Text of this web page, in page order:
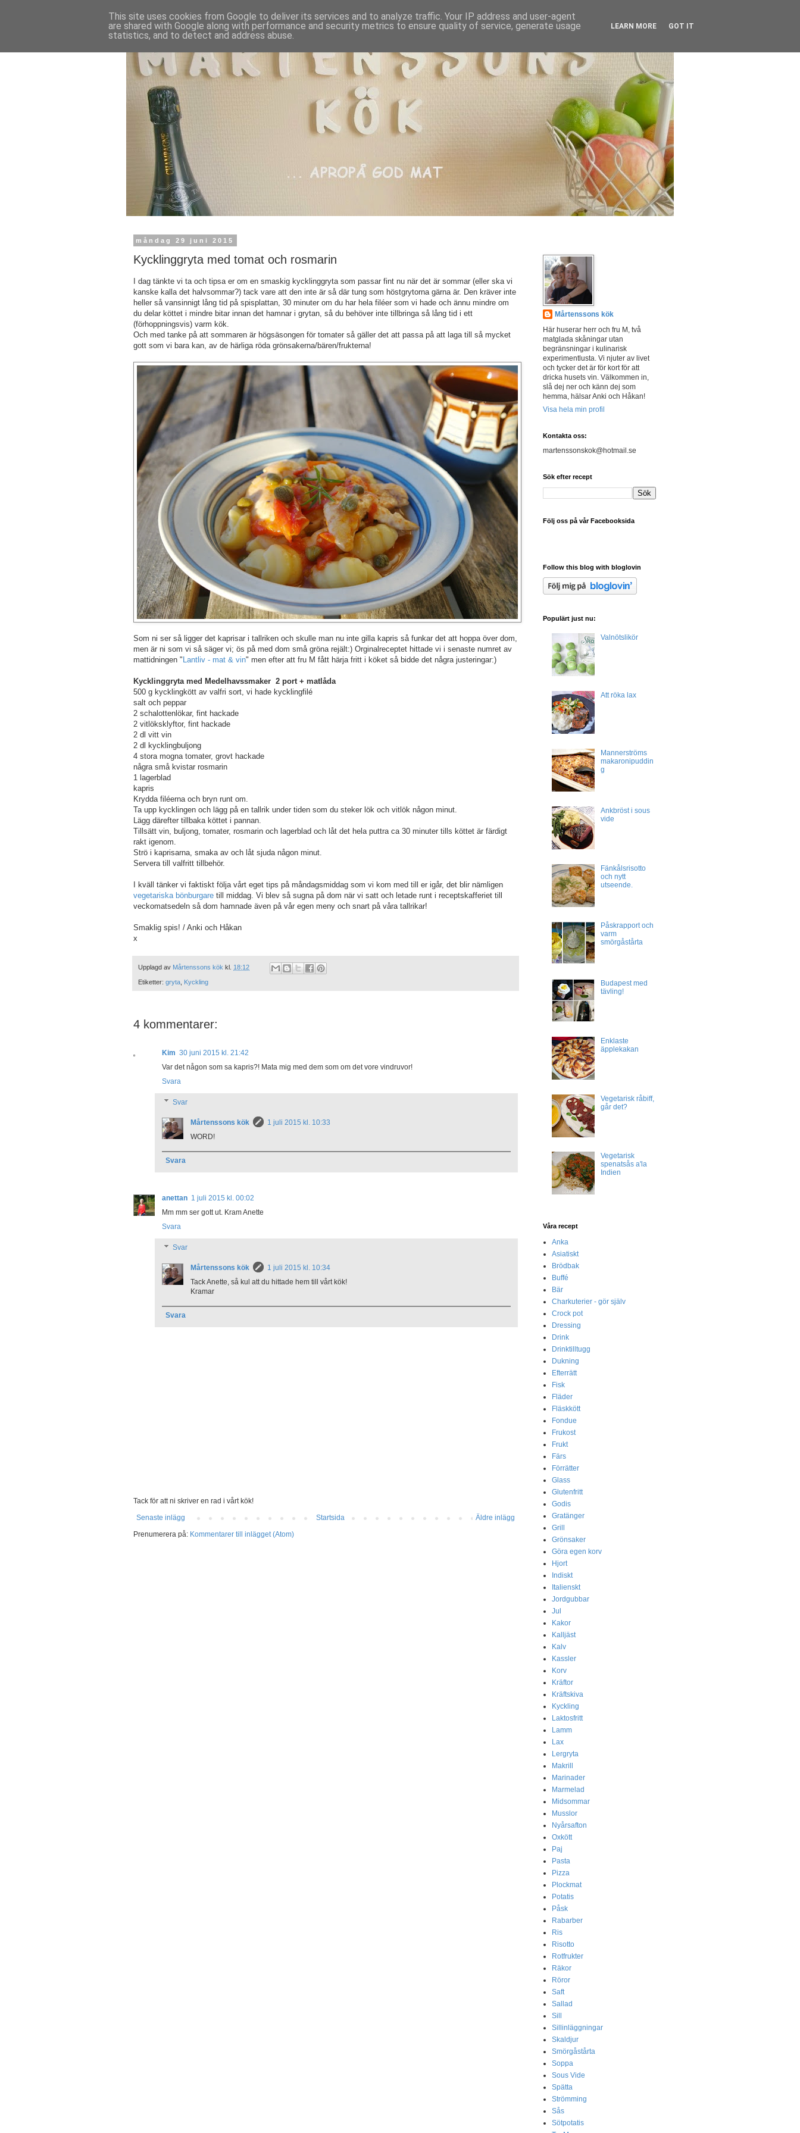
måndag 29 juni 2015
Kycklinggryta med tomat och rosmarin
I dag tänkte vi ta och tipsa er om en smaskig kycklinggryta som passar fint nu när det är sommar (eller ska vi
kanske kalla det halvsommar?) tack vare att den inte är så där tung som höstgrytorna gärna är. Den kräver inte
heller så vansinnigt lång tid på spisplattan, 30 minuter om du har hela filéer som vi hade och ännu mindre om
du delar köttet i mindre bitar innan det hamnar i grytan, så du behöver inte tillbringa så lång tid i ett
(förhoppningsvis) varm kök.
Och med tanke på att sommaren är högsäsongen för tomater så gäller det att passa på att laga till så mycket
gott som vi bara kan, av de härliga röda grönsakerna/bären/frukterna!
Som ni ser så ligger det kaprisar i tallriken och skulle man nu inte gilla kapris så funkar det att hoppa över dom,
men är ni som vi så säger vi; ös på med dom små gröna rejält:) Orginalreceptet hittade vi i senaste numret av
mattidningen " Lantliv - mat & vin" men efter att fru M fått härja fritt i köket så bidde det några justeringar:)
Kycklinggryta med Medelhavssmaker 2 port + matlåda
500 g kycklingkött av valfri sort, vi hade kycklingfilé
salt och peppar
2 schalottenlökar, fint hackade
2 vitlöksklyftor, fint hackade
2 dl vitt vin
2 dl kycklingbuljong
4 stora mogna tomater, grovt hackade
några små kvistar rosmarin
1 lagerblad
kapris
Krydda filéerna och bryn runt om.
Ta upp kycklingen och lägg på en tallrik under tiden som du steker lök och vitlök någon minut.
Lägg därefter tillbaka köttet i pannan.
Tillsätt vin, buljong, tomater, rosmarin och lagerblad och låt det hela puttra ca 30 minuter tills köttet är färdigt
rakt igenom.
Strö i kaprisarna, smaka av och låt sjuda någon minut.
Servera till valfritt tillbehör.
I kväll tänker vi faktiskt följa vårt eget tips på måndagsmiddag som vi kom med till er igår, det blir nämligen
vegetariska bönburgare till middag. Vi blev så sugna på dom när vi satt och letade runt i receptskafferiet till
veckomatsedeln så dom hamnade även på vår egen meny och snart på våra tallrikar!
Smaklig spis! / Anki och Håkan
x
Upplagd av Mårtenssons kök kl. 18:12
Etiketter: gryta Kyckling
4 kommentarer:
Kim 30 juni 2015 kl. 21:42
Var det någon som sa kapris?! Mata mig med dem som om det vore vindruvor!
Svara
Svar
Mårtenssons kök
1 juli 2015 kl. 10:33
WORD!
Svara
anettan 1 juli 2015 kl. 00:02
Mm mm ser gott ut. Kram Anette
Svara
Svar
Mårtenssons kök
1 juli 2015 kl. 10:34
Tack Anette, så kul att du hittade hem till vårt kök!
Kramar
Svara
Tack för att ni skriver en rad i vårt kök!
Senaste inlägg
Äldre inlägg
Startsida
Prenumerera på: Kommentarer till inlägget (Atom)
Mårtenssons kök
Här huserar herr och fru M, två
matglada skåningar utan
begränsningar i kulinarisk
experimentlusta. Vi njuter av livet
och tycker det är för kort för att
dricka husets vin. Välkommen in,
slå dej ner och känn dej som
hemma, hälsar Anki och Håkan!
Visa hela min profil
Kontakta oss:
martenssonskok@hotmail.se
Sök efter recept
Följ oss på vår Facebooksida
Follow this blog with bloglovin
Populärt just nu:
Valnötslikör
Att röka lax
Mannerströms
makaronipuddin
g
Ankbröst i sous
vide
Fänkålsrisotto
och nytt
utseende.
Påskrapport och
varm
smörgåstårta
Budapest med
tävling!
Enklaste
äpplekakan
Vegetarisk råbiff,
går det?
Vegetarisk
spenatsås a'la
Indien
Våra recept
Anka
Asiatiskt
Brödbak
Buffé
Bär
Charkuterier - gör själv
Crock pot
Dressing
Drink
Drinktilltugg
Dukning
Efterrätt
Fisk
Fläder
Fläskkött
Fondue
Frukost
Frukt
Färs
Förrätter
Glass
Glutenfritt
Godis
Gratänger
Grill
Grönsaker
Göra egen korv
Hjort
Indiskt
Italienskt
Jordgubbar
Jul
Kakor
Kalljäst
Kalv
Kassler
Korv
Kräftor
Kräftskiva
Kyckling
Laktosfritt
Lamm
Lax
Lergryta
Makrill
Marinader
Marmelad
Midsommar
Musslor
Nyårsafton
Oxkött
Paj
Pasta
Pizza
Plockmat
Potatis
Påsk
Rabarber
Ris
Risotto
Rotfrukter
Räkor
Röror
Saft
Sallad
Sill
Sillinläggningar
Skaldjur
Smörgåstårta
Soppa
Sous Vide
Spätta
Strömming
Sås
Sötpotatis
This site uses cookies from Google to deliver its services and to analyze traffic. Your IP address and user-agent
are shared with Google along with performance and security metrics to ensure quality of service, generate usage
statistics, and to detect and address abuse.
LEARN MORE GOT IT